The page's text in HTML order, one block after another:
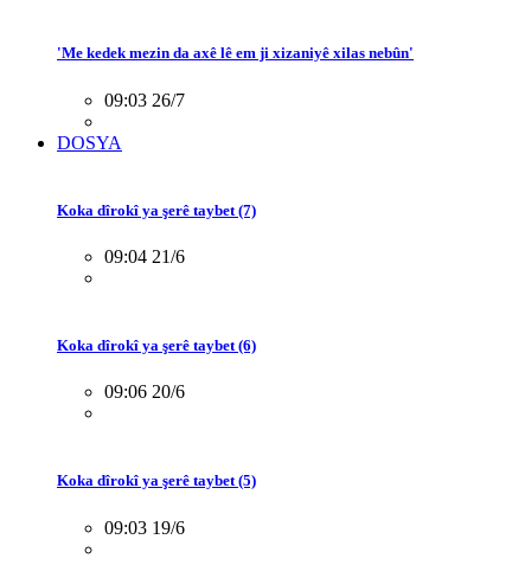
'Me kedek mezin da axê lê em ji xizaniyê xilas nebûn'
09:03 26/7
DOSYA
Koka dîrokî ya şerê taybet (7)
09:04 21/6
Koka dîrokî ya şerê taybet (6)
09:06 20/6
Koka dîrokî ya şerê taybet (5)
09:03 19/6